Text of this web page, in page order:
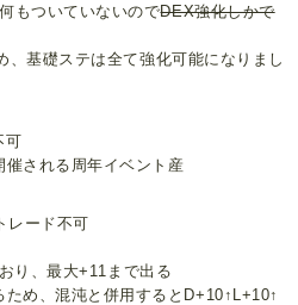
もついていないのでDEX強化しかで
、基礎ステは全て強化可能になりまし
可
される周年イベント産
ード不可
り、最大+11まで出る
め、混沌と併用するとD+10↑L+10↑